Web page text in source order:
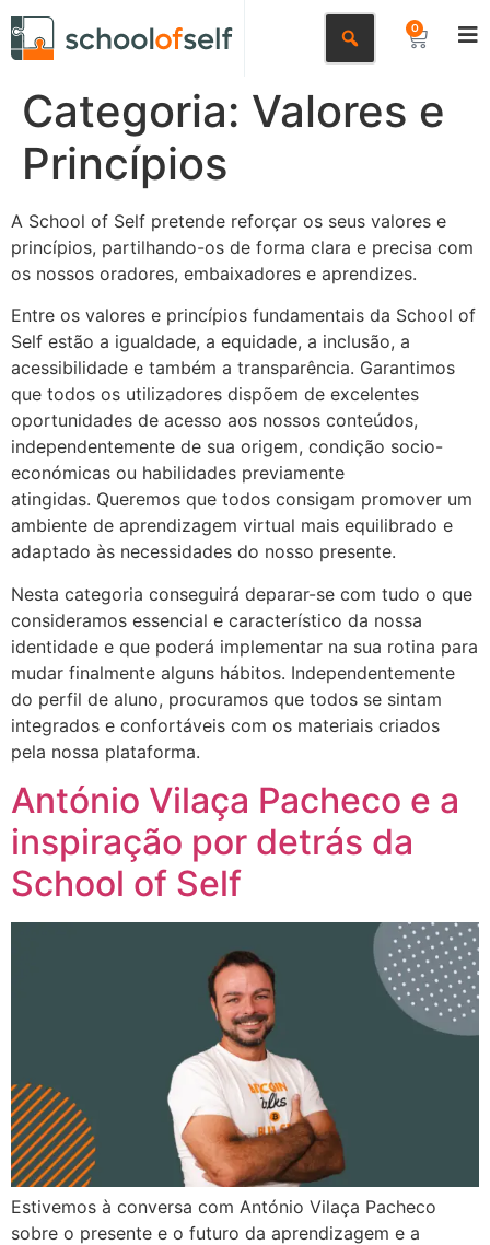
0
Categoria: Valores e
Princípios
A School of Self pretende reforçar os seus valores e
princípios, partilhando-os de forma clara e precisa com
os nossos oradores, embaixadores e aprendizes.
Entre os valores e princípios fundamentais da School of
Self estão a igualdade, a equidade, a inclusão, a
acessibilidade e também a transparência. Garantimos
que todos os utilizadores dispõem de excelentes
oportunidades de acesso aos nossos conteúdos,
independentemente de sua origem, condição socio-
económicas ou habilidades previamente
atingidas. Queremos que todos consigam promover um
ambiente de aprendizagem virtual mais equilibrado e
adaptado às necessidades do nosso presente.
Nesta categoria conseguirá deparar-se com tudo o que
consideramos essencial e característico da nossa
identidade e que poderá implementar na sua rotina para
mudar finalmente alguns hábitos. Independentemente
do perfil de aluno, procuramos que todos se sintam
integrados e confortáveis com os materiais criados
pela nossa plataforma.
António Vilaça Pacheco e a
inspiração por detrás da
School of Self
Estivemos à conversa com António Vilaça Pacheco
sobre o presente e o futuro da aprendizagem e a